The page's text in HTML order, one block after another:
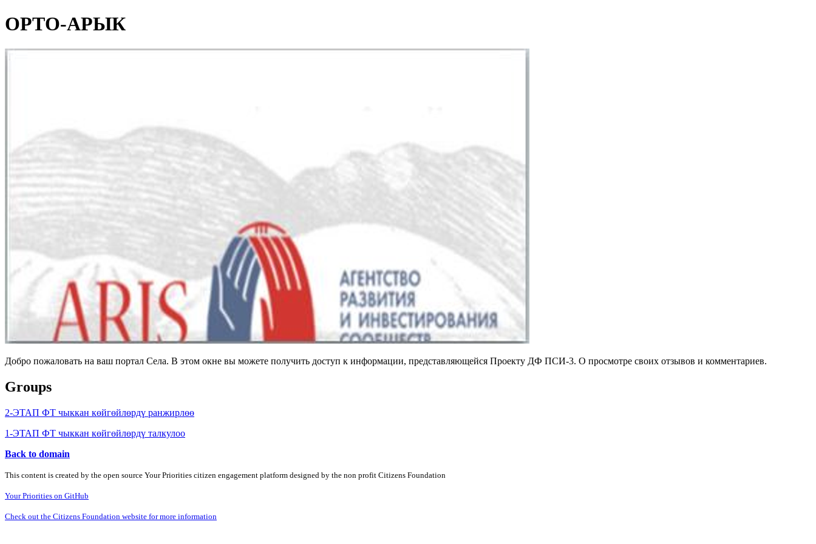
ОРТО-АРЫК
Добро пожаловать на ваш портал Села. В этом окне вы можете получить доступ к информации, представляющейся Проекту ДФ ПСИ-3. О просмотре своих отзывов и комментариев.
Groups
2-ЭТАП ФТ чыккан көйгөйлөрдү ранжирлөө
1-ЭТАП ФТ чыккан көйгөйлөрдү талкулоо
Back to domain
This content is created by the open source Your Priorities citizen engagement platform designed by the non profit Citizens Foundation
Your Priorities on GitHub
Check out the Citizens Foundation website for more information